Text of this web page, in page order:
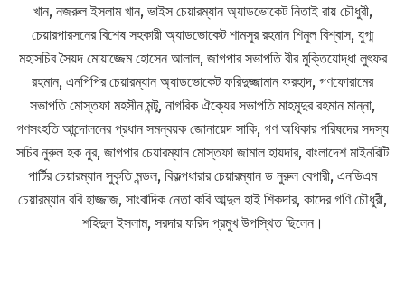
খান, নজরুল ইসলাম খান, ভাইস চেয়ারম্যান অ্যাডভোকেট নিতাই রায় চৌধুরী,
চেয়ারপারসনের বিশেষ সহকারী অ্যাডভোকেট শামসুর রহমান শিমুল বিশ্বাস, যুগ্ম
মহাসচিব সৈয়দ মোয়াজ্জেম হোসেন আলাল, জাগপার সভাপতি বীর মুক্তিযোদ্ধা লুৎফর
রহমান, এনপিপির চেয়ারম্যান অ্যাডভোকেট ফরিদুজ্জামান ফরহাদ, গণফোরামের
সভাপতি মোস্তফা মহসীন মন্টু, নাগরিক ঐক্যের সভাপতি মাহমুদুর রহমান মান্না,
গণসংহতি আন্দোলনের প্রধান সমন্বয়ক জোনায়েদ সাকি, গণ অধিকার পরিষদের সদস্য
সচিব নুরুল হক নুর, জাগপার চেয়ারম্যান মোস্তফা জামাল হায়দার, বাংলাদেশ মাইনরিটি
পার্টির চেয়ারম্যান সুকৃতি মন্ডল, বিকল্পধারার চেয়ারম্যান ড নুরুল বেপারী, এনডিএম
চেয়ারম্যান ববি হাজ্জাজ, সাংবাদিক নেতা কবি আব্দুল হাই শিকদার, কাদের গণি চৌধুরী,
শহিদুল ইসলাম, সরদার ফরিদ প্রমুখ উপস্থিত ছিলেন।